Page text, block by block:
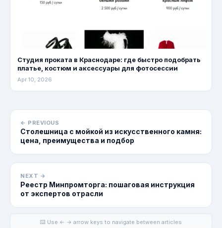
Студия проката в Краснодаре: где быстро подобрать
платье, костюм и аксессуары для фотосессии
Apr 10, 2026
← PREVIOUS
Столешница с мойкой из искусственного камня:
цена, преимущества и подбор
NEXT →
Реестр Минпромторга: пошаговая инструкция
от экспертов отрасли
⌨️ Use ← → arrow keys to navigate between articles